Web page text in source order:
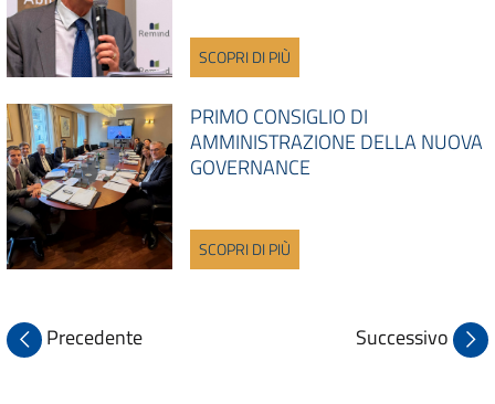
SCOPRI DI PIÙ
PRIMO CONSIGLIO DI
AMMINISTRAZIONE DELLA NUOVA
GOVERNANCE
SCOPRI DI PIÙ
Precedente Successivo